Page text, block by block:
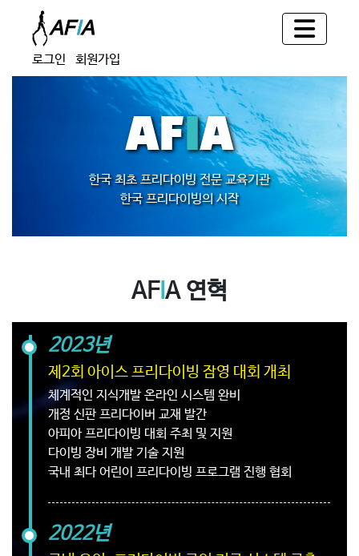
로그인 회원가입
AFIA
한국 최초 프리다이빙 전문 교육기관
한국 프리다이빙의 시작
AFIA 연혁
2023년
제2회 아이스 프리다이빙 잠영 대회 개최
체계적인 지식개발 온라인 시스템 완비
개정 신판 프리다이버 교재 발간
아피아 프리다이빙 대회 주최 및 지원
다이빙 장비 개발 기술 지원
국내 최다 어린이 프리다이빙 프로그램 진행 협회
2022년